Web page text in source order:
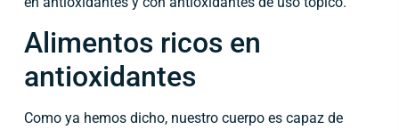
Alimentos ricos en
antioxidantes
Como ya hemos dicho, nuestro cuerpo es capaz de